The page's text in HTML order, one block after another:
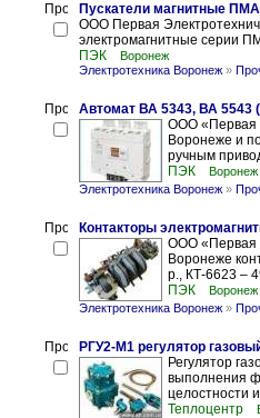
Пускатели магнитные ПМА
ООО Первая
электромагнитные
ПЭК
Воронеж
Электротехника Воронеж »
Автомат ВА 5343, ВА 5543
ООО «Первая
Воронеже и
ручным
ПЭК
Воронеж
Электротехника Воронеж »
Контакторы
ООО «Первая
Воронеже
р., КТ-6623 –
ПЭК
Воронеж
Электротехника Воронеж »
РГУ2-М1 регулятор
Регулятор
выполнения
целостности
Теплоцентр